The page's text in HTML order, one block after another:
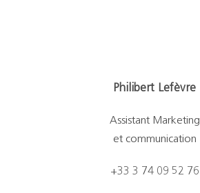
Philibert Lefèvre
Assistant Marketing
et communication
+33 3 74 09 52 76